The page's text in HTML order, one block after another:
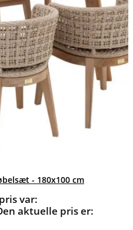
- 180x100 cm
var:
aktuelle pris er: